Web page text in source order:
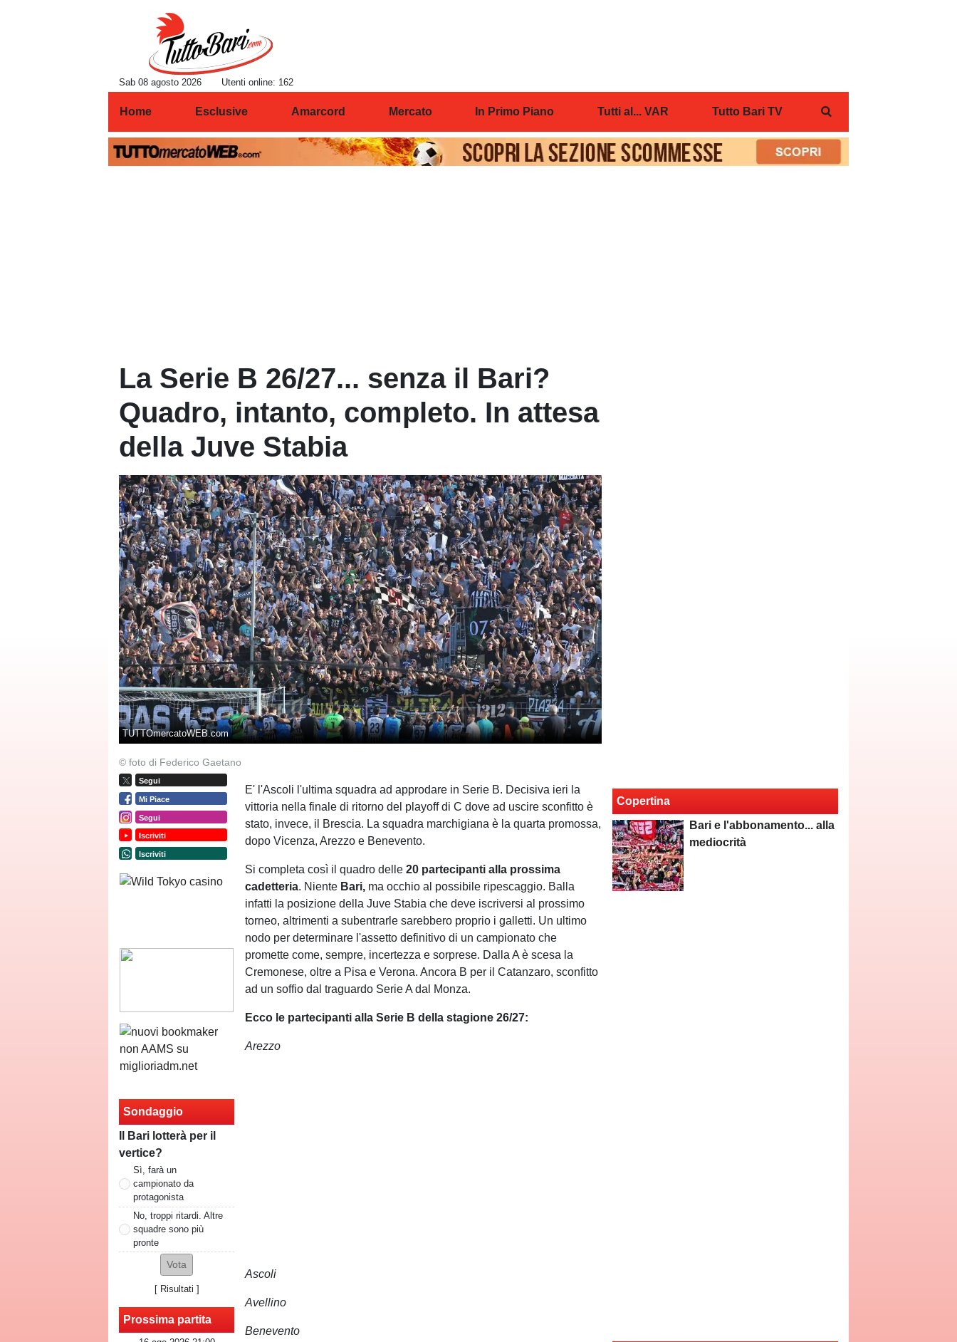
Sab 08 agosto 2026 Utenti online: 162
Home Esclusive Amarcord Mercato In Primo Piano Tutti al... VAR Tutto Bari TV
La Serie B 26/27... senza il Bari?
Quadro, intanto, completo. In attesa
della Juve Stabia
TUTTOmercatoWEB.com
© foto di Federico Gaetano
Segui
Mi Piace
Segui
Iscriviti
Iscriviti
Sondaggio
Il Bari lotterà per il
vertice?
Sì, farà un
campionato da
protagonista
No, troppi ritardi. Altre
squadre sono più
pronte
[ Risultati ]
Prossima partita
E' l'Ascoli l'ultima squadra ad approdare in Serie B. Decisiva ieri la
vittoria nella finale di ritorno del playoff di C dove ad uscire sconfitto è
stato, invece, il Brescia. La squadra marchigiana è la quarta promossa,
dopo Vicenza, Arezzo e Benevento.
Si completa così il quadro delle 20 partecipanti alla prossima
cadetteria. Niente Bari, ma occhio al possibile ripescaggio. Balla
infatti la posizione della Juve Stabia che deve iscriversi al prossimo
torneo, altrimenti a subentrarle sarebbero proprio i galletti. Un ultimo
nodo per determinare l'assetto definitivo di un campionato che
promette come, sempre, incertezza e sorprese. Dalla A è scesa la
Cremonese, oltre a Pisa e Verona. Ancora B per il Catanzaro, sconfitto
ad un soffio dal traguardo Serie A dal Monza.
Ecco le partecipanti alla Serie B della stagione 26/27:
Arezzo
Ascoli
Avellino
Benevento
Copertina
Bari e l'abbonamento... alla
mediocrità